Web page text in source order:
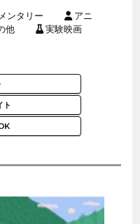
ンタリー
アニ
他
実験映画
ト